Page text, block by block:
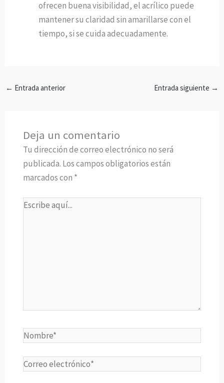
ofrecen buena visibilidad, el acrílico puede
mantener su claridad sin amarillarse con el
tiempo, si se cuida adecuadamente.
← Entrada anterior Entrada siguiente →
Deja un comentario
Tu dirección de correo electrónico no será
publicada. Los campos obligatorios están
marcados con *
Escribe
Nombre*
Correo